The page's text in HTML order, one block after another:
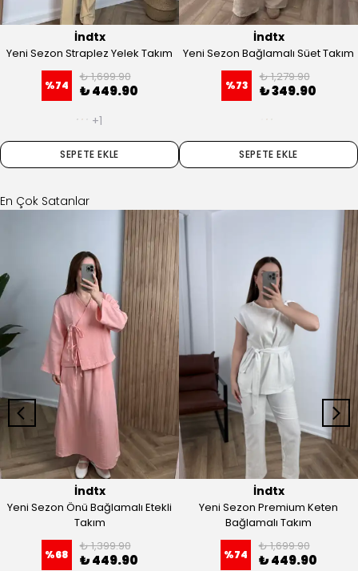
İndtx
Yeni Sezon Straplez Yelek Takım
%74
₺ 1,699.90
₺ 449.90
+1
SEPETE EKLE
İndtx
Yeni Sezon Bağlamalı Süet Takım
%73
₺ 1,279.90
₺ 349.90
En Çok Satanlar
İndtx
Yeni Sezon Önü Bağlamalı Etekli
Takım
₺ 1,399.90
+2
İndtx
Yeni Sezon Premium Keten
Bağlamalı Takım
%74
₺ 1,699.90
+5